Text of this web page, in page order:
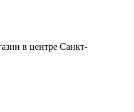
в центре Санкт-